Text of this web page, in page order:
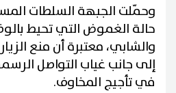
وحمّلت الجبهة السلطات
حالة الغموض التي تحيط
والشابي، معتبرة أن منع
إلى جانب غياب التواصل
في تأجيج المخاوف.